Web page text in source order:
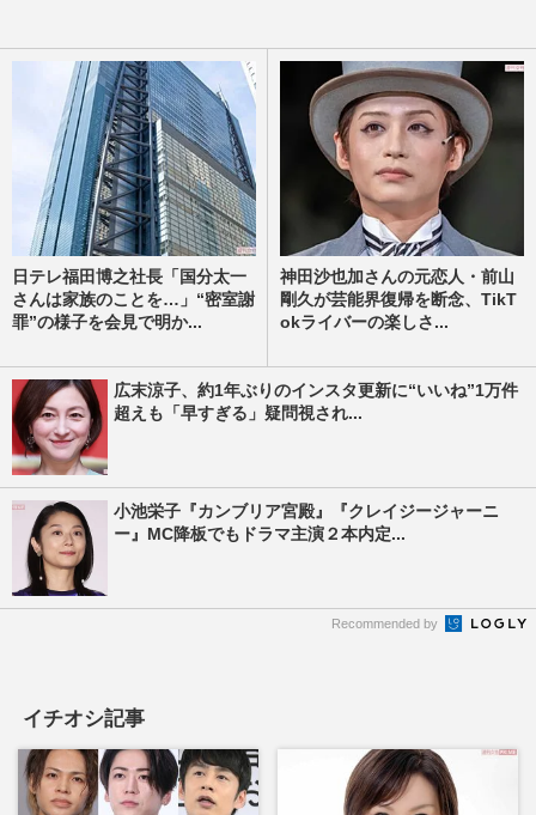
日テレ福田博之社長「国分太一
さんは家族のことを…」“密室謝
罪”の様子を会見で明か...
神田沙也加さんの元恋人・前山
剛久が芸能界復帰を断念、TikT
okライバーの楽しさ...
広末涼子、約1年ぶりのインスタ更新に“いいね”1万件
超えも「早すぎる」疑問視され...
小池栄子『カンブリア宮殿』『クレイジージャーニ
ー』MC降板でもドラマ主演２本内定...
Recommended by
イチオシ記事